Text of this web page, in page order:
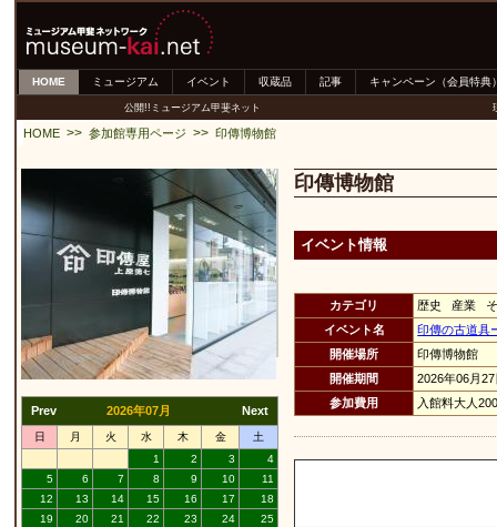
HOME ミュージアム イベント 収蔵品 記事 キャンペーン（会員特典
公開!!ミュージアム甲斐ネット
HOME >> 参加館専用ページ >> 印傳博物館
Prev 2026年07月 Next
日 月 火 水 木 金
土
1
2 3
4
5
6 7 8 9 10
11
12
13 14 15 16 17
18
19
20 21 22 23 24
25
印傳博物館
イベント情報
カテゴリ
歴史 産業
イベント名
印傳の古道具
開催場所
印傳博物館
開催期間
2026年06月
参加費用
入館料大人